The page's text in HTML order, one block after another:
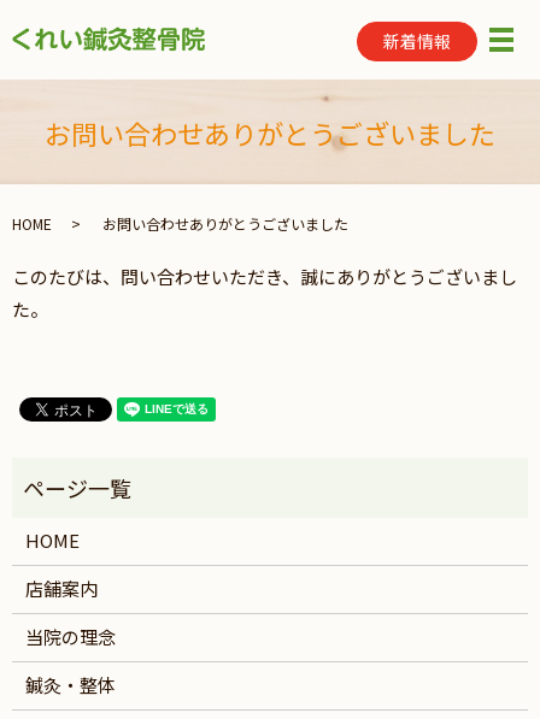
新着情報 メ
お問い合わせありがとうございました
HOME お問い合わせありがとうございました
このたびは、問い合わせいただき、誠にありがとうございまし
た。
HOME
店舗案内
当院の理念
鍼灸・整体